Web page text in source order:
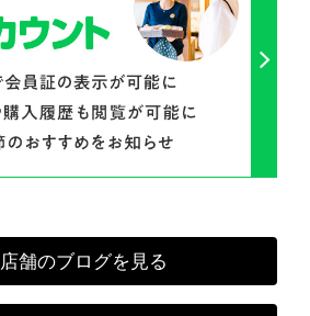
舗のブログを見る